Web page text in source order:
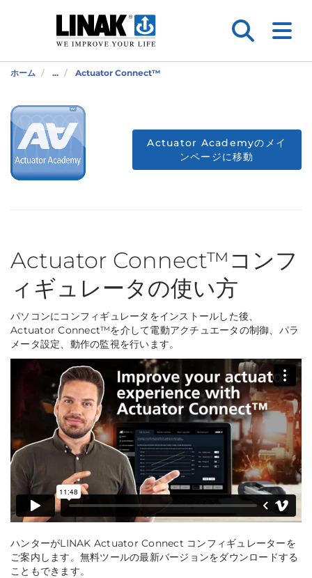
ホーム ... Actuator Connect™
Actuator Academyのメイ
ンページに移動
Actuator Connect™コンフ
ィギュレータの使い方
パソコンにコンフィギュレータをインストールした後、
Actuator Connect™を介して電動アクチュエータの制御、パラ
メータ設定、動作の監視を行います。
ハンターがLINAK Actuator Connect コンフィギュレーターを
ご案内します。無料ツールの最新バージョンをダウンロードする
こともできます。